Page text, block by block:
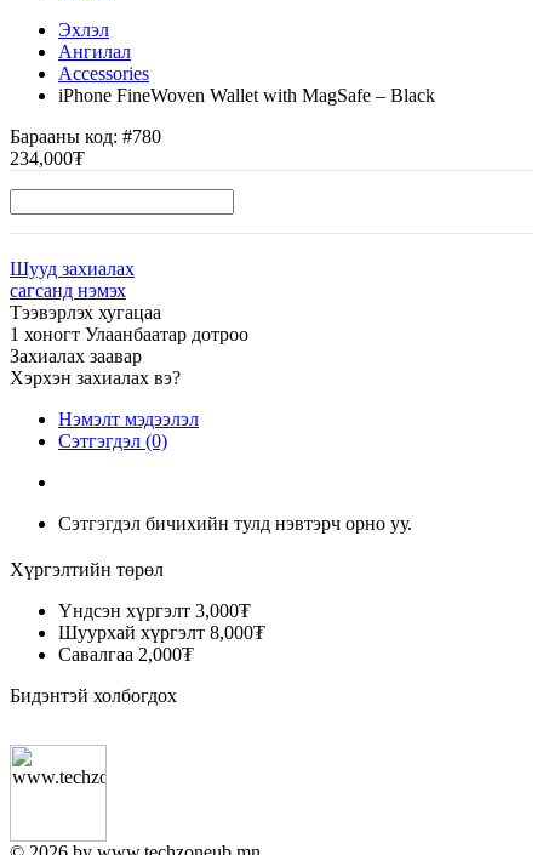
Эхлэл
Ангилал
Accessories
iPhone FineWoven Wallet with MagSafe – Black
Барааны код: #780
234,000₮
Шууд захиалах
сагсанд нэмэх
Тээвэрлэх хугацаа
1 хоногт Улаанбаатар дотроо
Захиалах заавар
Хэрхэн захиалах вэ?
Нэмэлт мэдээлэл
Сэтгэгдэл (0)
Сэтгэгдэл бичихийн тулд нэвтэрч орно уу.
Хүргэлтийн төрөл
Үндсэн хүргэлт 3,000₮
Шуурхай хүргэлт 8,000₮
Савалгаа 2,000₮
Бидэнтэй холбогдох